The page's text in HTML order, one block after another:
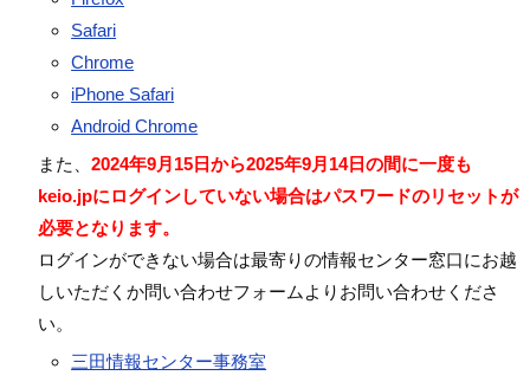
Safari
Chrome
iPhone Safari
Android Chrome
また、2024年9月15日から2025年9月14日の間に一度も
keio.jpにログインしていない場合はパスワードのリセットが
必要となります。
ログインができない場合は最寄りの情報センター窓口にお越
しいただくか問い合わせフォームよりお問い合わせくださ
い。
三田情報センター事務室